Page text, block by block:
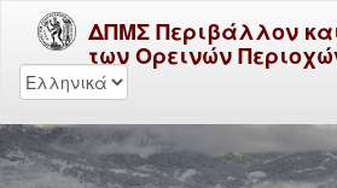
ΔΠΜΣ Περιβάλλον
των Ορεινών